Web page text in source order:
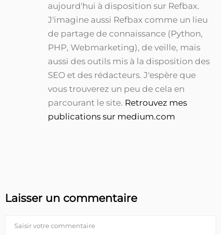
aujourd'hui à disposition sur Refbax.
J'imagine aussi Refbax comme un lieu
de partage de connaissance (Python,
PHP, Webmarketing), de veille, mais
aussi des outils mis à la disposition des
SEO et des rédacteurs. J'espère que
vous trouverez un peu de cela en
parcourant le site. Retrouvez mes
publications sur medium.com
Laisser un commentaire